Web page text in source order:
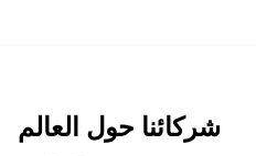
شركائنا حول العالم